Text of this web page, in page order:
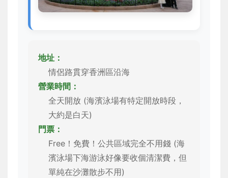
地址：
情侶路貫穿香洲區沿海
營業時間：
全天開放 (海濱泳場有特定開放時段，
大約是白天)
門票：
Free！免費！公共區域完全不用錢 (海
濱泳場下海游泳好像要收個清潔費，但
單純在沙灘散步不用)